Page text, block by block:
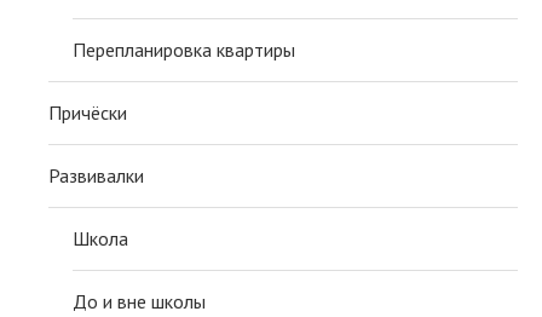
Перепланировка квартиры
Причёски
Развивалки
Школа
До и вне школы